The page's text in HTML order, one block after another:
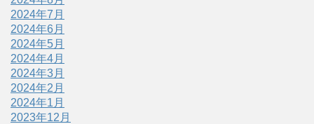
2024年7月
2024年6月
2024年5月
2024年4月
2024年3月
2024年2月
2024年1月
2023年12月